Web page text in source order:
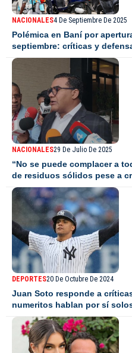
NACIONALES4 De Septiembre De 2025
Polémica en Baní por
septiembre: críticas y
NACIONALES29 De Julio De 2025
“No se puede complacer a
de residuos sólidos pese a
DEPORTES20 De Octubre De 2024
Juan Soto responde a
numeritos hablan por sí